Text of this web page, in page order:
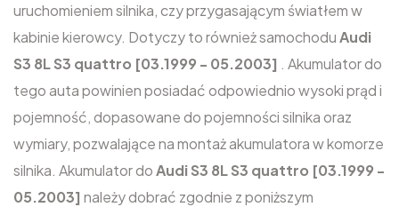
uruchomieniem silnika, czy przygasającym światłem w
kabinie kierowcy. Dotyczy to również samochoduAudi
S3 8L S3 quattro [03.1999 - 05.2003] . Akumulator do
tego auta powinien posiadać odpowiednio wysoki prąd i
pojemność, dopasowane do pojemności silnika oraz
wymiary, pozwalające na montaż akumulatora w komorze
silnika. Akumulator doAudi S3 8L S3 quattro [03.1999 -
05.2003] należy dobrać zgodnie z poniższym